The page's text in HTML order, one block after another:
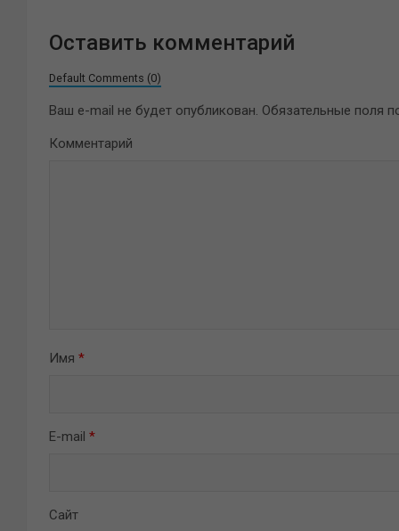
Оставить комментарий
Default Comments (0)
Ваш e-mail не будет опубликован. Обязательные поля
Комментарий
Имя *
E-mail *
Сайт